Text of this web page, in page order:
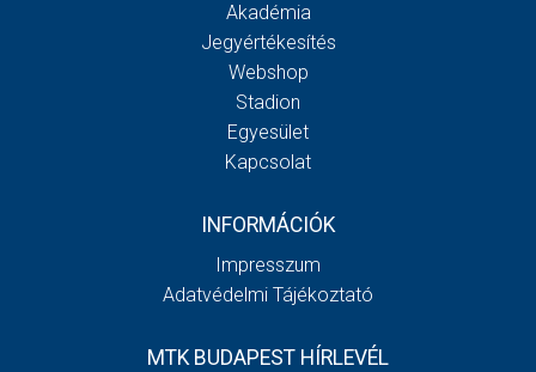
Akadémia
Jegyértékesítés
Webshop
Stadion
Egyesület
Kapcsolat
INFORMÁCIÓK
Impresszum
Adatvédelmi Tájékoztató
MTK BUDAPEST HÍRLEVÉL